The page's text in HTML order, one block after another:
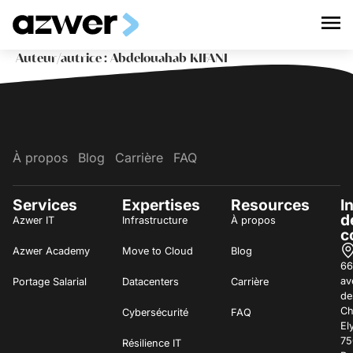
Auteur/autrice : Abdelouahab KIFANI
À propos Blog Carrière FAQ
Services
Azwer IT
Azwer Academy
Portage Salarial
Expertises
Infrastructure
Move to Cloud
Datacenters
Cybersécurité
Résilience IT
Resources
À propos
Blog
Carrière
FAQ
66